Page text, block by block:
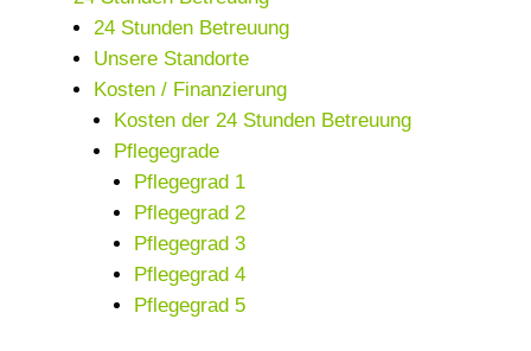
24 Stunden Betreuung
Unsere Standorte
Kosten / Finanzierung
Kosten der 24 Stunden Betreuung
Pflegegrade
Pflegegrad 1
Pflegegrad 2
Pflegegrad 3
Pflegegrad 4
Pflegegrad 5